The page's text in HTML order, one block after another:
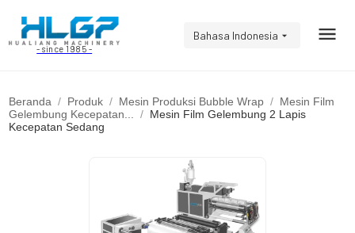
- since 1985 -
Bahasa Indonesia
Beranda Produk Mesin Produksi Bubble Wrap
Mesin Film
Gelembung Kecepatan...
Mesin Film Gelembung 2 Lapis
Kecepatan Sedang